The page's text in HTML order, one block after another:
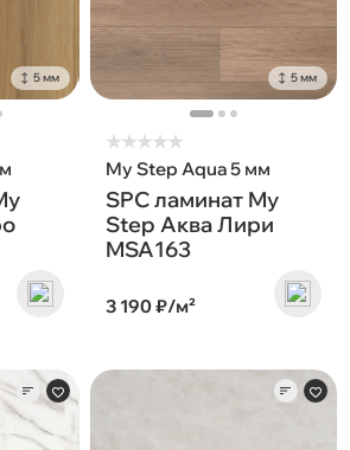
5 мм 5 мм
★★★★★
My Step Aqua 5 мм
SPC ламинат My
Step Аква Лири
MSA163
3 190 ₽/м²